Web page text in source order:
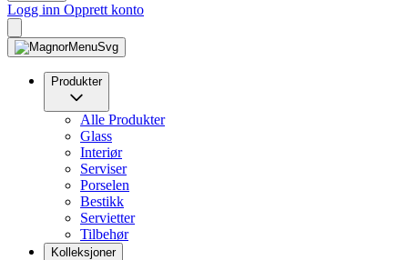
Logg inn Opprett konto
Produkter
Alle Produkter
Glass
Interiør
Serviser
Porselen
Bestikk
Servietter
Tilbehør
Kolleksjoner